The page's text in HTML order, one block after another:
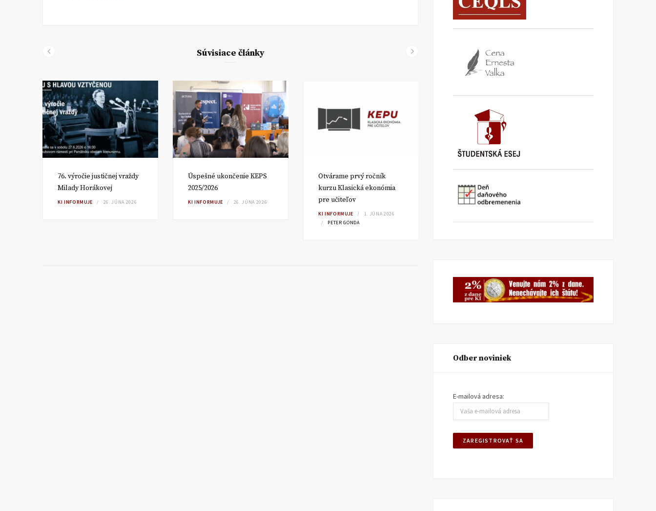
Súvisiace články
76. výročie justičnej vraždy
Milady Horákovej
KI INFORMUJE 26. JÚNA 2026
Úspešné ukončenie KEPS
2025/2026
KI INFORMUJE 26. JÚNA 2026
Otvárame prvý ročník
kurzu Klasická ekonómia
pre učiteľov
KI INFORMUJE
1. JÚNA 2026
PETER GONDA
KI INFORMUJE
Odber noviniek
E-mailová adresa: